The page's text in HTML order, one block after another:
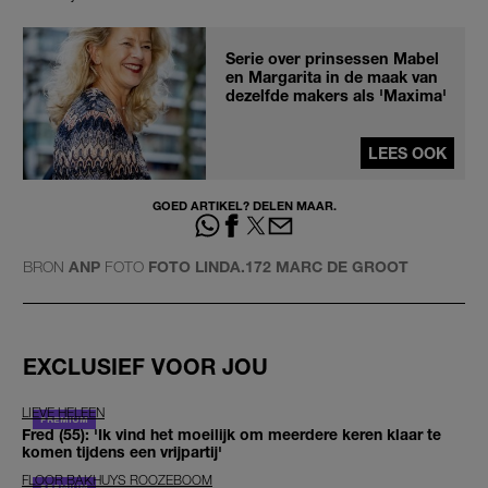
Serie over prinsessen Mabel
en Margarita in de maak van
dezelfde makers als 'Maxima'
LEES OOK
GOED ARTIKEL? DELEN MAAR.
BRON ANP FOTO FOTO LINDA.172 MARC DE GROOT
EXCLUSIEF VOOR JOU
LIEVE HELEEN
Fred (55): 'Ik vind het moeilijk om meerdere keren klaar te
komen tijdens een vrijpartij'
FLOOR BAKHUYS ROOZEBOOM